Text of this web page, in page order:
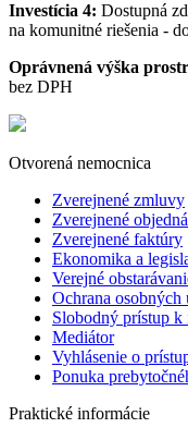
Investícia 4: Dostupná
na komunitné riešenia -
Oprávnená výška
bez DPH
Otvorená nemocnica
Zverejnené zmluvy
Zverejnené
Zverejnené faktúry
Ekonomika a
Verejné
Ochrana osobných
Slobodný prístup k
Mediátor
Vyhlásenie o
Ponuka
Praktické informácie